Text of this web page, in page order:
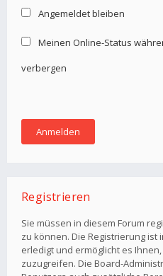
Angemeldet bleiben
Meinen Online-Status
verbergen
Registrieren
Sie müssen in diesem Forum
zu können. Die Registrierung ist
erledigt und ermöglicht es
zuzugreifen. Die Board-